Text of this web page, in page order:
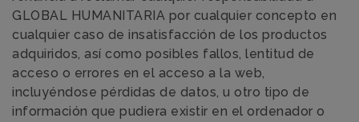
GLOBAL HUMANITARIA por cualquier concepto en
cualquier caso de insatisfacción de los productos
adquiridos, así como posibles fallos, lentitud de
acceso o errores en el acceso a la web,
incluyéndose pérdidas de datos, u otro tipo de
información que pudiera existir en el ordenador o